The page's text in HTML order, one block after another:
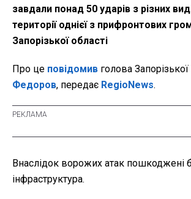
завдали понад 50 ударів з різних
території однієї з прифронтових
Запорізької області
Про це повідомив голова
Федоров, передає RegioNews.
Внаслідок ворожих атак пошкоджені
інфраструктура.